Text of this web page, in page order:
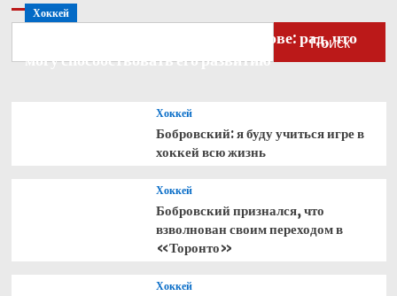
Поиск
Хоккей
Бобровский — о голкипере Ахтямове: рад, что
могу способствовать его развитию
Хоккей
Бобровский: я буду учиться игре в
хоккей всю жизнь
Хоккей
Бобровский признался, что
взволнован своим переходом в
«Торонто»
Хоккей